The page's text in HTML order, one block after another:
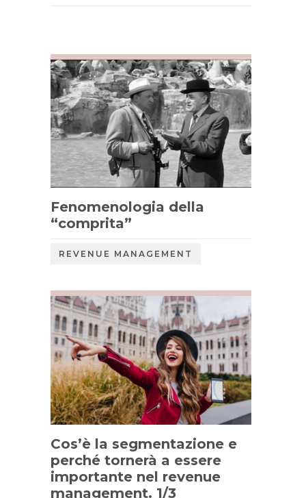
Fenomenologia della
“comprita”
REVENUE MANAGEMENT
Cos’è la segmentazione e
perché tornerà a essere
importante nel revenue
management. 1/3